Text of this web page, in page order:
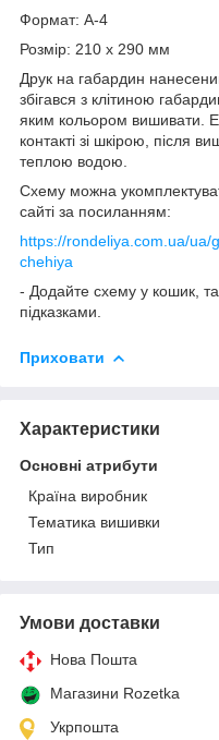
Формат: А-4
Розмір: 210 х 290 мм
Друк на габардин
збігався з клітиною
яким кольором вишивати.
контакті зі шкірою, після
теплою водою.
Схему можна
сайті за посиланням:
https://rondeliya.com.ua/ua/
chehiya
- Додайте схему у кошик,
підказками.
Приховати
Характеристики
Основні атрибути
Країна виробник
Тематика вишивки
Тип
Умови доставки
Нова Пошта
Магазини Rozetka
Укрпошта